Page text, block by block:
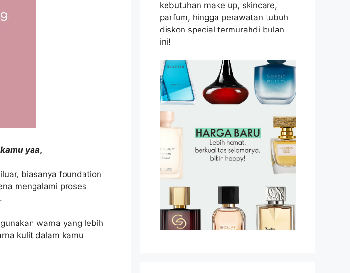
yaa,
biasanya foundation
mengalami proses
warna yang lebih
kulit dalam kamu
kebutuhan make up, skincare,
parfum, hingga perawatan tubuh
diskon special termurahdi bulan
ini!